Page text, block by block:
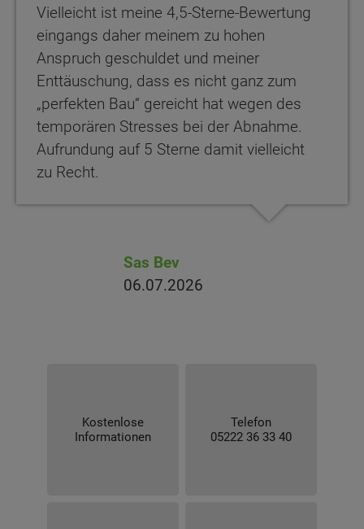
Vielleicht ist meine 4,5-Sterne-Bewertung
eingangs daher meinem zu hohen
Anspruch geschuldet und meiner
Enttäuschung, dass es nicht ganz zum
„perfekten Bau“ gereicht hat wegen des
temporären Stresses bei der Abnahme.
Aufrundung auf 5 Sterne damit vielleicht
zu Recht.
Sas Bev
06.07.2026
Kostenlose
Informationen
Telefon
05222 36 33 40